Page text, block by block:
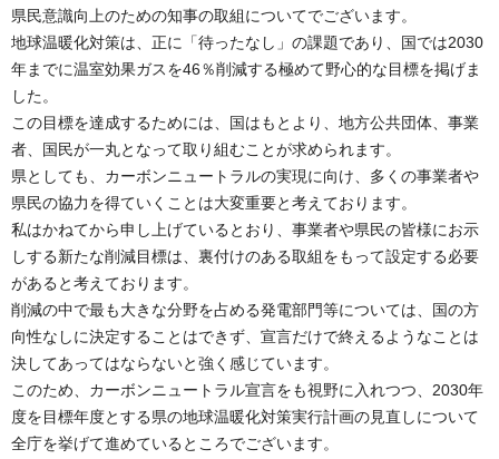
県民意識向上のための知事の取組についてでございます。
地球温暖化対策は、正に「待ったなし」の課題であり、国では2030
年までに温室効果ガスを46％削減する極めて野心的な目標を掲げま
した。
この目標を達成するためには、国はもとより、地方公共団体、事業
者、国民が一丸となって取り組むことが求められます。
県としても、カーボンニュートラルの実現に向け、多くの事業者や
県民の協力を得ていくことは大変重要と考えております。
私はかねてから申し上げているとおり、事業者や県民の皆様にお示
しする新たな削減目標は、裏付けのある取組をもって設定する必要
があると考えております。
削減の中で最も大きな分野を占める発電部門等については、国の方
向性なしに決定することはできず、宣言だけで終えるようなことは
決してあってはならないと強く感じています。
このため、カーボンニュートラル宣言をも視野に入れつつ、2030年
度を目標年度とする県の地球温暖化対策実行計画の見直しについて
全庁を挙げて進めているところでございます。